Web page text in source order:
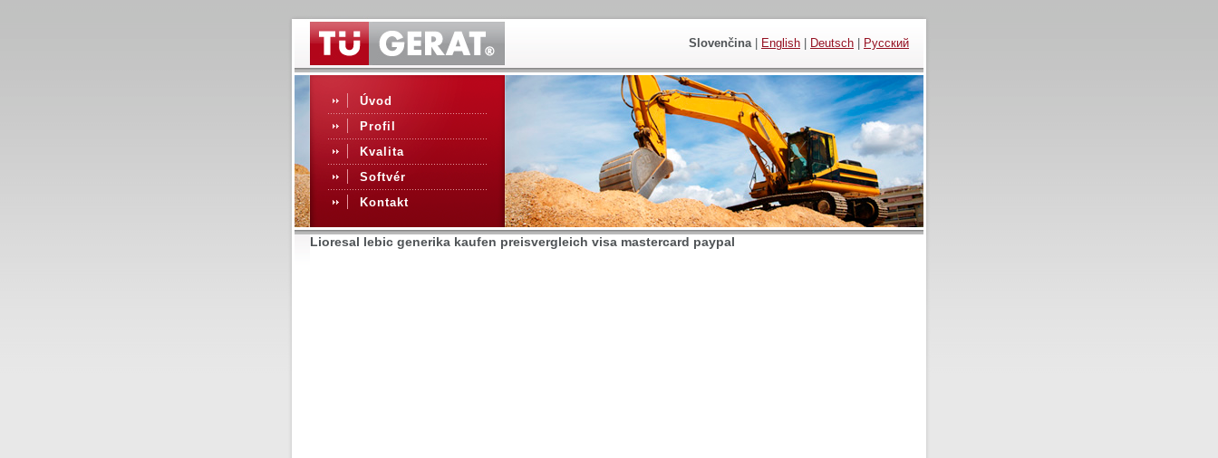
Slovenčina| English Deutsch Русский
Úvod
Profil
Kvalita
Softvér
Kontakt
Lioresal lebic generika kaufen preisvergleich visa mastercard paypal